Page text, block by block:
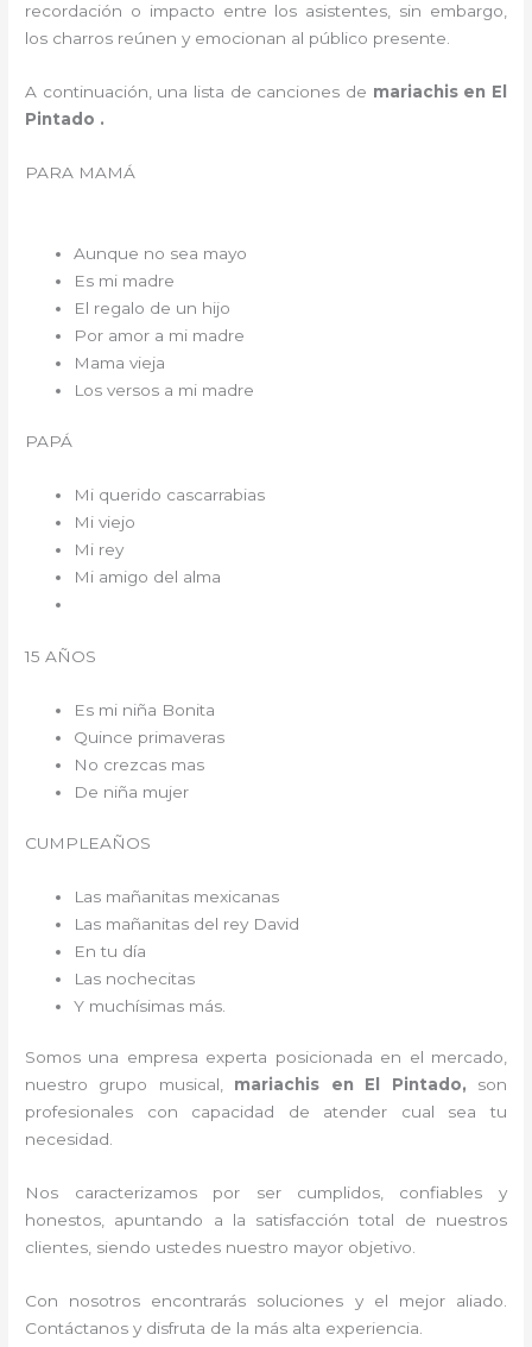
recordación o impacto entre los asistentes, sin embargo,
los charros reúnen y emocionan al público presente.
A continuación, una lista de canciones de mariachis en El
Pintado .
PARA MAMÁ
Aunque no sea mayo
Es mi madre
El regalo de un hijo
Por amor a mi madre
Mama vieja
Los versos a mi madre
PAPÁ
Mi querido cascarrabias
Mi viejo
Mi rey
Mi amigo del alma
15 AÑOS
Es mi niña Bonita
Quince primaveras
No crezcas mas
De niña mujer
CUMPLEAÑOS
Las mañanitas mexicanas
Las mañanitas del rey David
En tu día
Las nochecitas
Y muchísimas más.
Somos una empresa experta posicionada en el mercado,
nuestro grupo musical, mariachis en El Pintado, son
profesionales con capacidad de atender cual sea tu
necesidad.
Nos caracterizamos por ser cumplidos, confiables y
honestos, apuntando a la satisfacción total de nuestros
clientes, siendo ustedes nuestro mayor objetivo.
Con nosotros encontrarás soluciones y el mejor aliado.
Contáctanos y disfruta de la más alta experiencia.